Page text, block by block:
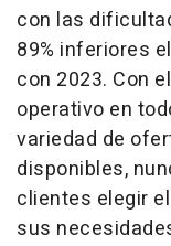
con las
89% inferiores
con 2023. Con
operativo en
variedad de
disponibles,
clientes elegir
sus